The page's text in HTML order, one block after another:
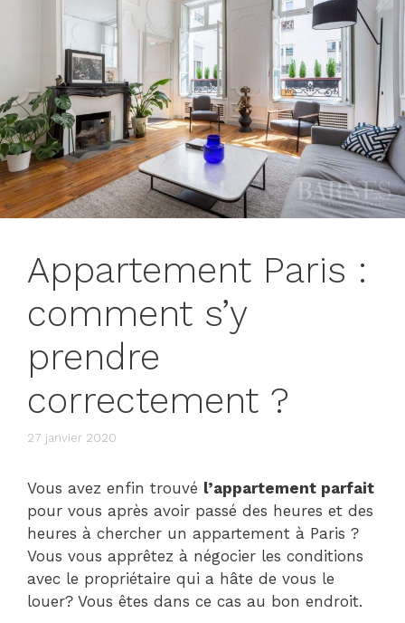
Appartement Paris :
comment s’y
prendre
correctement ?
27 janvier 2020
Vous avez enfin trouvé l’appartement parfait
pour vous après avoir passé des heures et des
heures à chercher un appartement à Paris ?
Vous vous apprêtez à négocier les conditions
avec le propriétaire qui a hâte de vous le
louer? Vous êtes dans ce cas au bon endroit.